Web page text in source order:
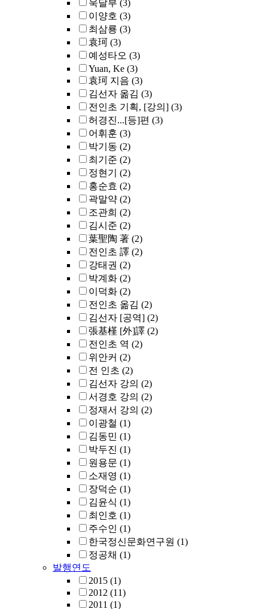
욱달부 (3)
이양호 (3)
최삼룡 (3)
袁珂 (3)
예성타오 (3)
Yuan, Ke (3)
袁珂 지음 (3)
김선자 옮김 (3)
전인초 기획, [강의] (3)
허경진...[등]편 (3)
어휘훈 (3)
박기동 (2)
최기준 (2)
정현기
(2)
홍순효 (2)
곽말약 (2)
조관희 (2)
김시준 (2)
葉聖陶 著 (2)
전인초 譯 (2)
강태권 (2)
박계화 (2)
이덕화 (2)
전인초 옮김 (2)
김선자 [공역] (2)
張基槿 [外]譯 (2)
전인초 역 (2)
위안커 (2)
전 인초 (2)
김선자 강의 (2)
서경호 강의 (2)
정재서 강의 (2)
이광철 (1)
김동민 (1)
박두진 (1)
원용문 (1)
소재영 (1)
장덕순 (1)
김윤식 (1)
최인호 (1)
주수인 (1)
한국정신문화연구원 (1)
정공채 (1)
발행연도
2015 (1)
2012 (11)
2011 (1)